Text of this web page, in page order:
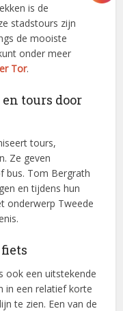
is de
stadstours zijn
de mooiste
onder meer
Tor.
tours door
tours,
Ze geven
bus. Tom Bergrath
en tijdens hun
onderwerp Tweede
ook een uitstekende
in een relatief korte
te zien. Een van de